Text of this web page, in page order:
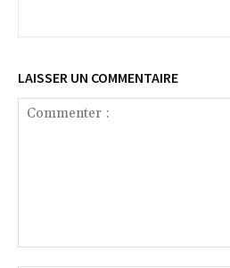
LAISSER UN COMMENTAIRE